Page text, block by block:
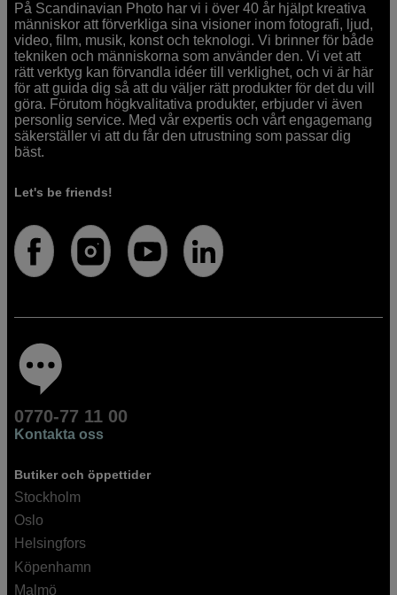
På Scandinavian Photo har vi i över 40 år hjälpt kreativa
människor att förverkliga sina visioner inom fotografi, ljud,
video, film, musik, konst och teknologi. Vi brinner för både
tekniken och människorna som använder den. Vi vet att
rätt verktyg kan förvandla idéer till verklighet, och vi är här
för att guida dig så att du väljer rätt produkter för det du vill
göra. Förutom högkvalitativa produkter, erbjuder vi även
personlig service. Med vår expertis och vårt engagemang
säkerställer vi att du får den utrustning som passar dig
bäst.
Let's be friends!
0770-77 11 00
Kontakta oss
Butiker och öppettider
Stockholm
Oslo
Helsingfors
Köpenhamn
Malmö